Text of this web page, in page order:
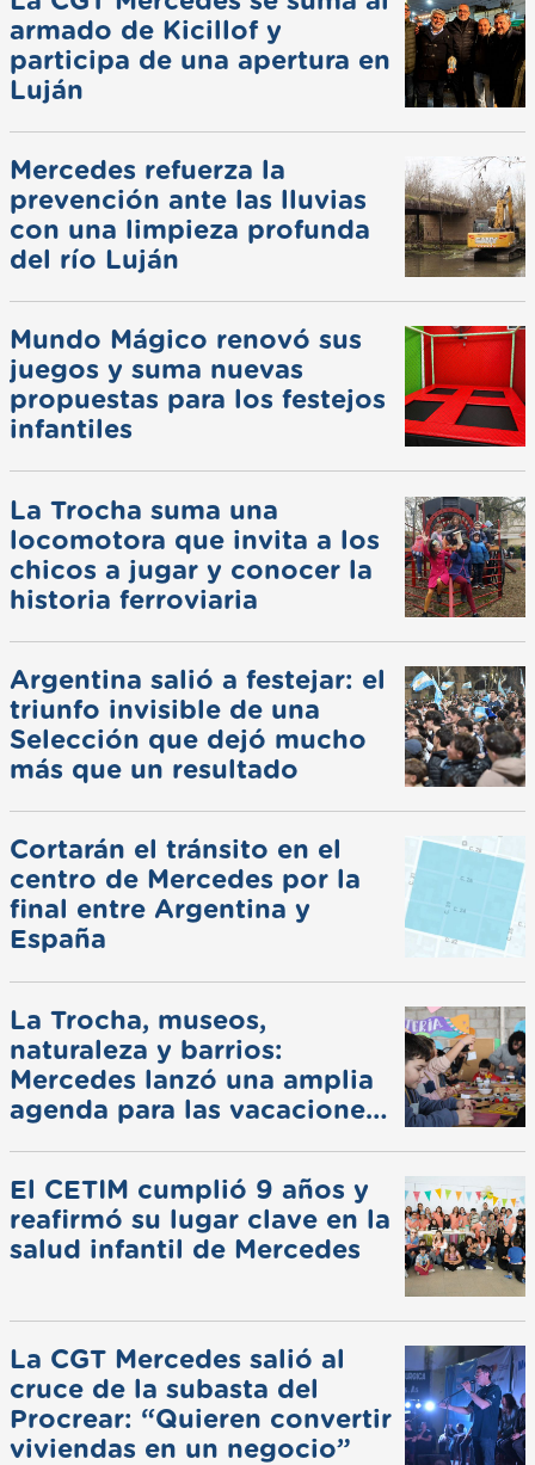
armado de Kicillof y
participa de una apertura en
Luján
Mercedes refuerza la
prevención ante las lluvias
con una limpieza profunda
del río Luján
Mundo Mágico renovó sus
juegos y suma nuevas
propuestas para los festejos
infantiles
La Trocha suma una
locomotora que invita a los
chicos a jugar y conocer la
historia ferroviaria
Argentina salió a festejar: el
triunfo invisible de una
Selección que dejó mucho
más que un resultado
Cortarán el tránsito en el
centro de Mercedes por la
final entre Argentina y
España
La Trocha, museos,
naturaleza y barrios:
Mercedes lanzó una amplia
agenda para las vacaciones
El CETIM cumplió 9 años y
reafirmó su lugar clave en la
salud infantil de Mercedes
La CGT Mercedes salió al
cruce de la subasta del
Procrear: “Quieren convertir
viviendas en un negocio”